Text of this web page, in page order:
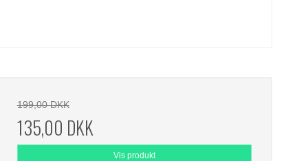
199,00 DKK
135,00 DKK
Vis produkt